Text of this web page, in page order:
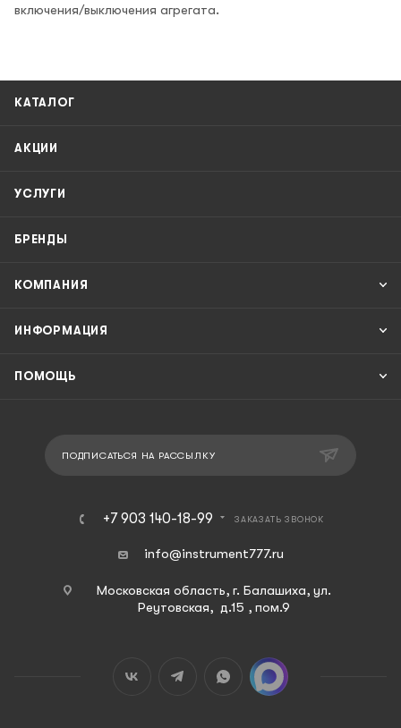
включения/выключения агрегата.
КАТАЛОГ
АКЦИИ
УСЛУГИ
БРЕНДЫ
КОМПАНИЯ
ИНФОРМАЦИЯ
ПОМОЩЬ
ПОДПИСАТЬСЯ НА РАССЫЛКУ
+7 903 140-18-99 ЗАКАЗАТЬ ЗВОНОК
info@instrument777.ru
Московская область, г. Балашиха, ул.
Реутовская, д.15 , пом.9